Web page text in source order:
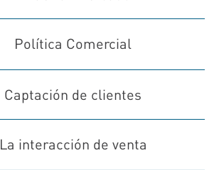
Política Comercial
Captación de clientes
La interacción de venta